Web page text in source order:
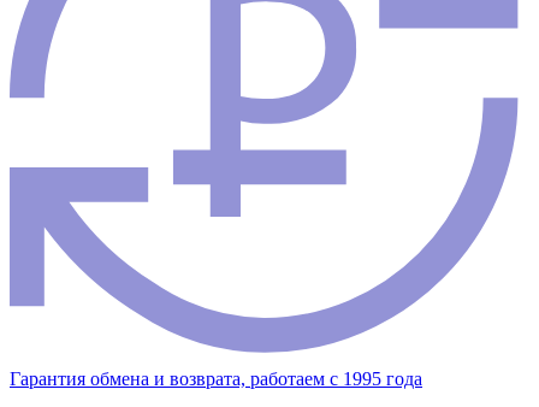
Гарантия обмена и возврата, работаем с 1995 года